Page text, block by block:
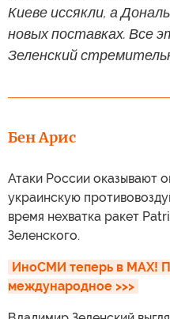
Киеве иссякли, а
новых поставках. Все
Зеленский
Бен Арис
Атаки России оказывают
украинскую
время нехватка ракет
Зеленского.
ИноСМИ теперь в MAX!
международное >>>